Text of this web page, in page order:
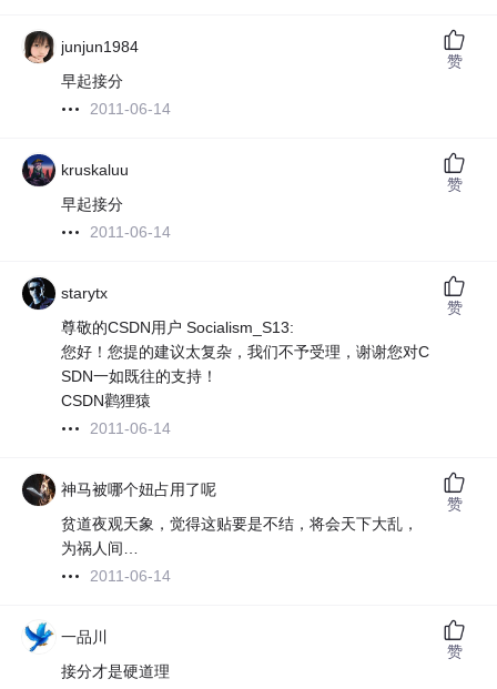
junjun1984
早起接分
2011-06-14
赞
kruskaluu
早起接分
2011-06-14
赞
starytx
尊敬的CSDN用户 Socialism_S13:
您好！您提的建议太复杂，我们不予受理，谢谢您对C
SDN一如既往的支持！
CSDN鹳狸猿
2011-06-14
赞
神马被哪个妞占用了呢
贫道夜观天象，觉得这贴要是不结，将会天下大乱，
为祸人间…
2011-06-14
赞
一品川
接分才是硬道理
赞